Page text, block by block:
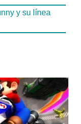
y su línea